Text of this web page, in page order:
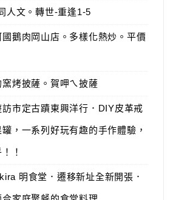
人文。轉世-重逢1-5
國鵝肉岡山店。多樣化熱炒。平價
烤披薩。賀呷ㄟ披薩
市定古蹟東興洋行．DIY皮革戒
，一系列好玩有趣的手作體驗，
！
明食堂．遷移新址全新開張．